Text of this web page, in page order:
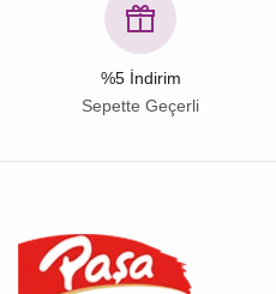
%5 İndirim
Sepette Geçerli